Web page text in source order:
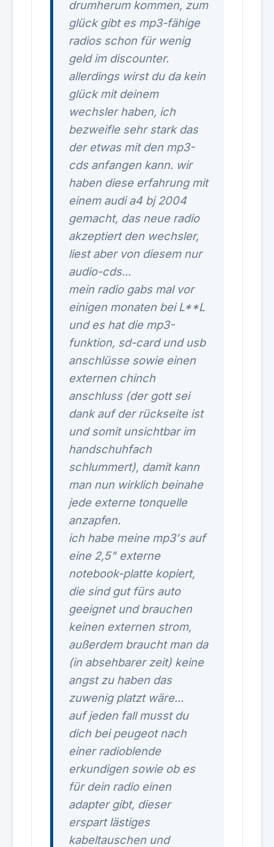
drumherum kommen, zum
glück gibt es mp3-fähige
radios schon für wenig
geld im discounter.
allerdings wirst du da kein
glück mit deinem
wechsler haben, ich
bezweifle sehr stark das
der etwas mit den mp3-
cds anfangen kann. wir
haben diese erfahrung mit
einem audi a4 bj 2004
gemacht, das neue radio
akzeptiert den wechsler,
liest aber von diesem nur
audio-cds...
mein radio gabs mal vor
einigen monaten bei L**L
und es hat die mp3-
funktion, sd-card und usb
anschlüsse sowie einen
externen chinch
anschluss (der gott sei
dank auf der rückseite ist
und somit unsichtbar im
handschuhfach
schlummert), damit kann
man nun wirklich beinahe
jede externe tonquelle
anzapfen.
ich habe meine mp3's auf
eine 2,5" externe
notebook-platte kopiert,
die sind gut fürs auto
geeignet und brauchen
keinen externen strom,
außerdem braucht man da
(in absehbarer zeit) keine
angst zu haben das
zuwenig platzt wäre...
auf jeden fall musst du
dich bei peugeot nach
einer radioblende
erkundigen sowie ob es
für dein radio einen
adapter gibt, dieser
erspart lästiges
kabeltauschen und